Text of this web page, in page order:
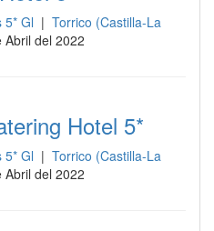
5* Gl | Torrico (Castilla-La
Abril del 2022
Hotel 5*
5* Gl | Torrico (Castilla-La
Abril del 2022